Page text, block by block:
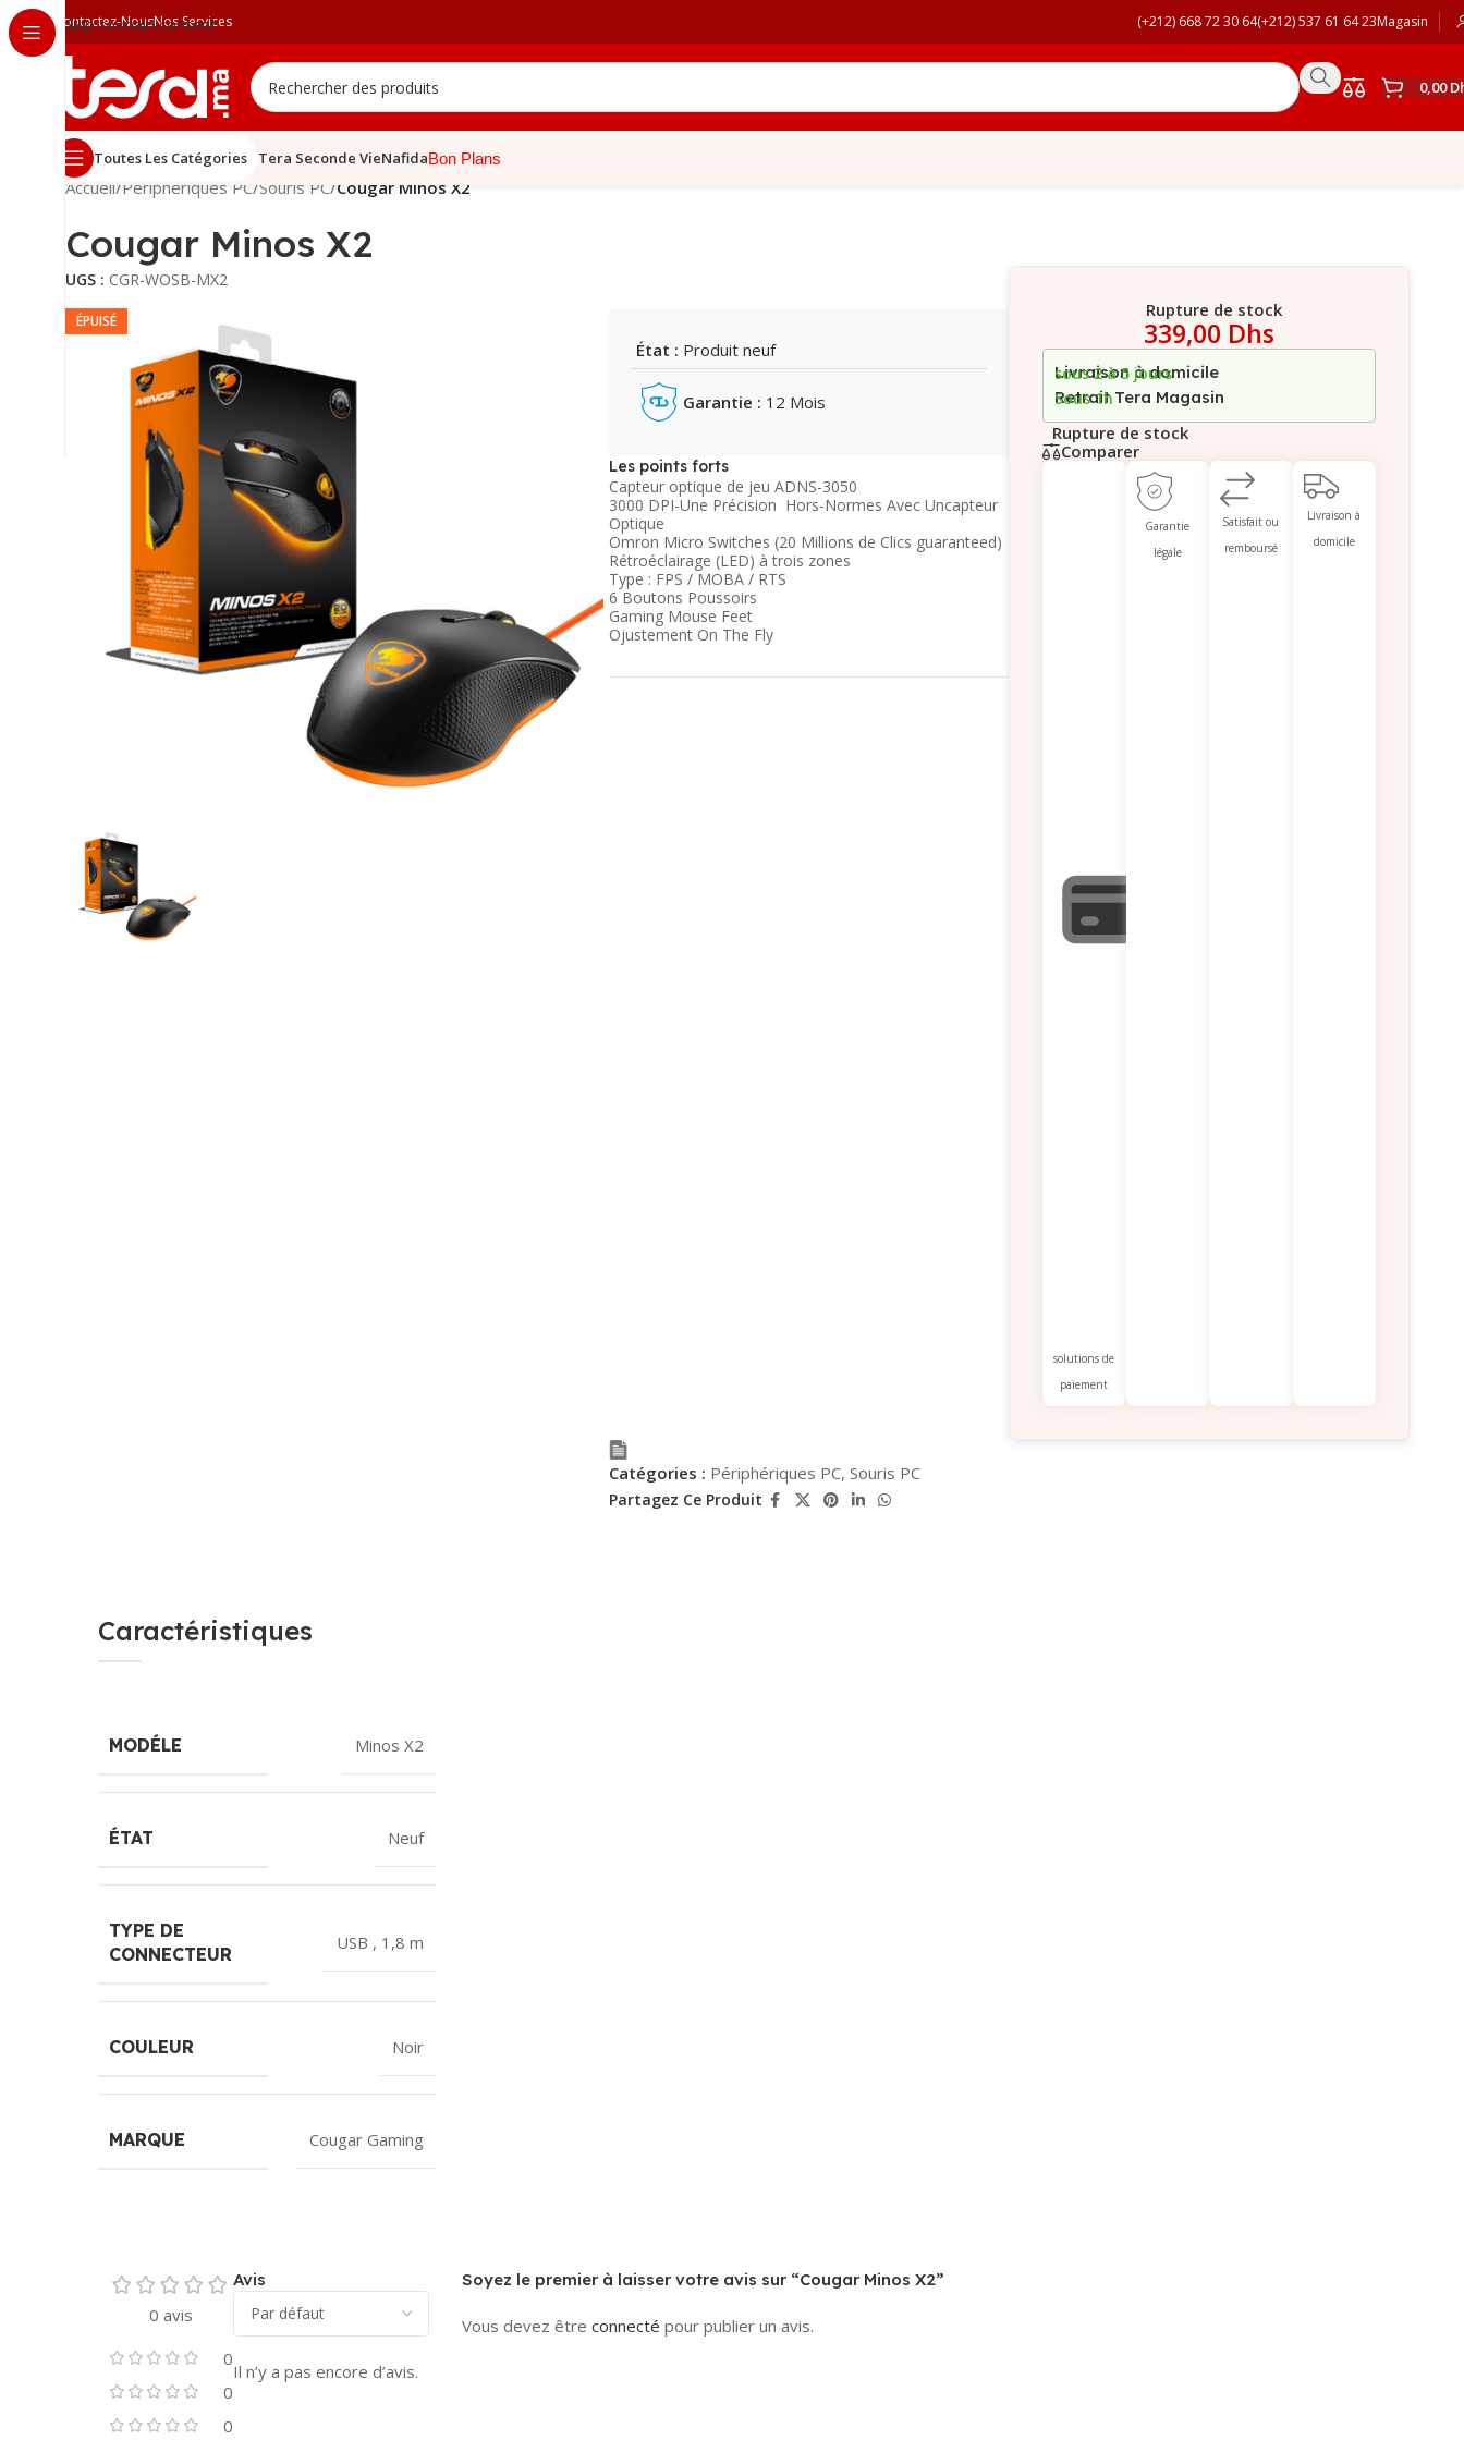
Skip to main content
Contactez-NousNos Services (+212) 668 72 30 64(+212) 537 61 64 23Magasin
0,00
Toutes Les Catégories Tera Seconde VieNafidaBon Plans
Accueil/Périphériques PC/Souris PC/Cougar Minos X2
Cougar Minos X2
UGS : CGR-WOSB-MX2
ÉPUISÉ
État : Produit neuf
Garantie : 12 Mois
Les points forts
Capteur optique de jeu ADNS-3050
3000 DPI-Une Précision Hors-Normes Avec Uncapteur
Optique
Omron Micro Switches (20 Millions de Clics guaranteed)
Rétroéclairage (LED) à trois zones
Type : FPS / MOBA / RTS
6 Boutons Poussoirs
Gaming Mouse Feet
Ojustement On The Fly
Rupture de stock
339,00 Dhs
Livraison à domicile
sous 2 à 5 jours
Retrait Tera Magasin
Sous 1h
Rupture de stock
Comparer
solutions de
paiement
Garantie
légale
Satisfait ou
remboursé
Livraison à
domicile
Catégories : Périphériques PC, Souris PC
Partagez Ce Produit
Caractéristiques
MODÉLE Minos X2
ÉTAT Neuf
TYPE DE
CONNECTEUR
USB , 1,8 m
COULEUR Noir
MARQUE Cougar Gaming
0 avis
0
0
0
Avis
Il n’y a pas encore d’avis.
Soyez le premier à laisser votre avis sur “Cougar Minos X2”
Vous devez être connecté pour publier un avis.